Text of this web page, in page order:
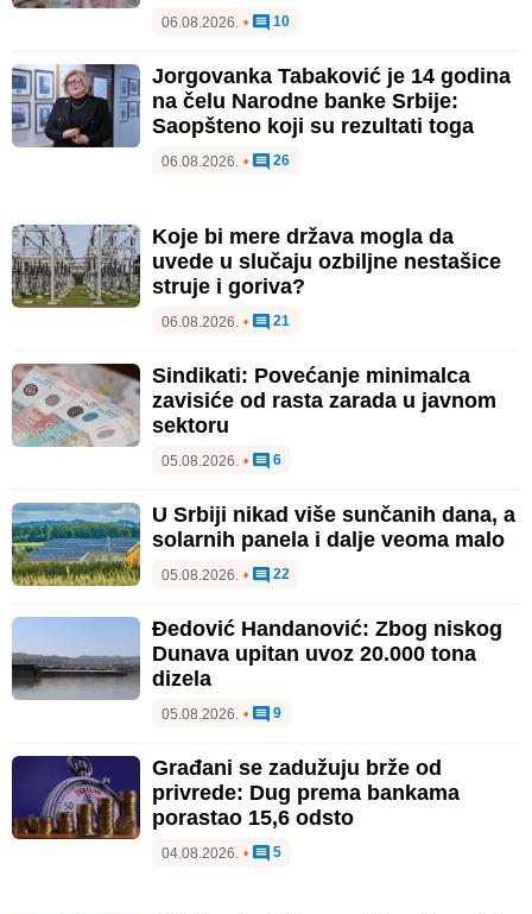
06.08.2026. • 10
Jorgovanka Tabaković je 14 godina
na čelu Narodne banke Srbije:
Saopšteno koji su rezultati toga
06.08.2026. • 26
Koje bi mere država mogla da
uvede u slučaju ozbiljne nestašice
struje i goriva?
06.08.2026. • 21
Sindikati: Povećanje minimalca
zavisiće od rasta zarada u javnom
sektoru
05.08.2026. • 6
U Srbiji nikad više sunčanih dana, a
solarnih panela i dalje veoma malo
05.08.2026. • 22
Đedović Handanović: Zbog niskog
Dunava upitan uvoz 20.000 tona
dizela
05.08.2026. • 9
Građani se zadužuju brže od
privrede: Dug prema bankama
porastao 15,6 odsto
04.08.2026. • 5